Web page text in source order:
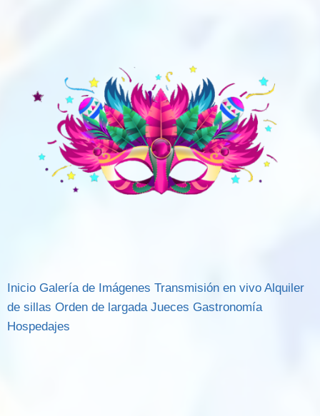
Inicio Galería de Imágenes Transmisión en vivo Alquiler
de sillas Orden de largada Jueces Gastronomía
Hospedajes